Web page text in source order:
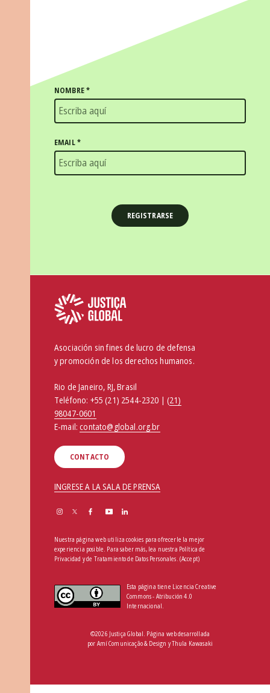
NOMBRE*
EMAIL*
Asociación sin fines de lucro de defensa
y promoción de los derechos humanos.
Rio de Janeiro, RJ, Brasil
Teléfono: +55 (21) 2544-2320 | (21)
98047-0601
E-mail:contato@global.org.br
CONTACTO
INGRESE A LA SALA DE PRENSA
Nuestra página web utiliza cookies para ofrecerle la mejor
experiencia posible. Para saber más, lea nuestra Política de
Privacidad y de Tratamiento de Datos Personales. (Accept)
Esta página tiene Licencia Creative
Commons - Atribución 4.0
Internacional.
©2026 Justiça Global. Página web desarrollada
por Amí Comunicação & Design yThula Kawasaki